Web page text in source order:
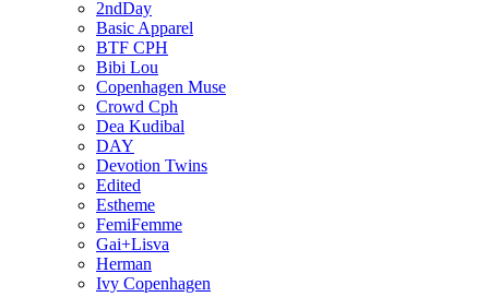
2ndDay
Basic Apparel
BTF CPH
Bibi Lou
Copenhagen Muse
Crowd Cph
Dea Kudibal
DAY
Devotion Twins
Edited
Estheme
FemiFemme
Gai+Lisva
Herman
Ivy Copenhagen